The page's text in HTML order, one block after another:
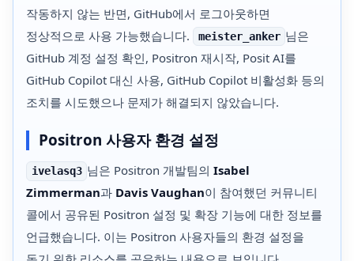
작동하지 않는 반면, GitHub에서 로그아웃하면
정상적으로 사용 가능했습니다.
meister_anker 님은
GitHub 계정 설정 확인, Positron 재시작, Posit AI를
GitHub Copilot 대신 사용, GitHub Copilot 비활성화 등의
조치를 시도했으나 문제가 해결되지 않았습니다.
Positron 사용자 환경 설정
ivelasq3 님은 Positron 개발팀의Isabel
Zimmerman과 Davis Vaughan이 참여했던 커뮤니티
콜에서 공유된 Positron 설정 및 확장 기능에 대한 정보를
언급했습니다. 이는 Positron 사용자들의 환경 설정을